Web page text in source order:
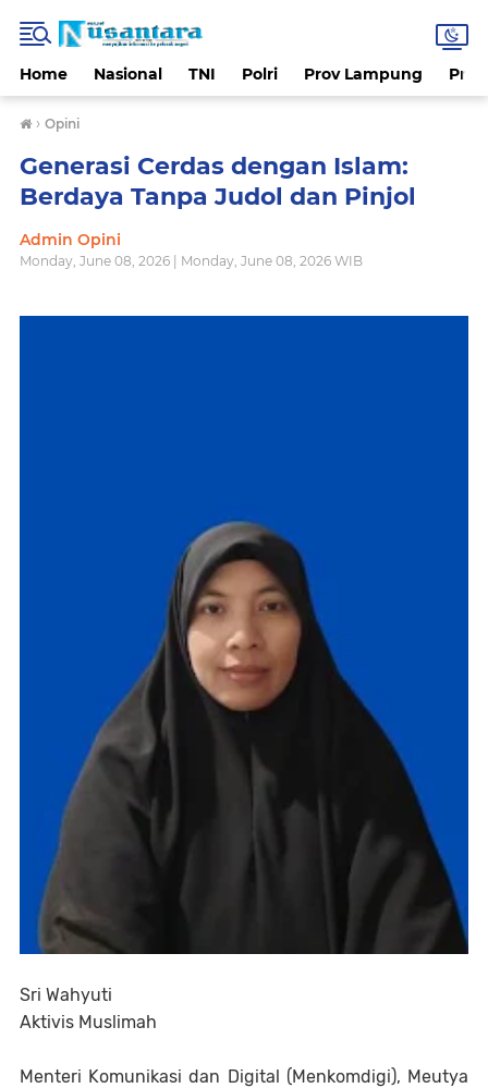
Home Nasional TNI Polri Prov Lampung
› Opini
Generasi Cerdas dengan Islam:
Berdaya Tanpa Judol dan Pinjol
Admin Opini
Monday, June 08, 2026 | Monday, June 08, 2026 WIB
Sri Wahyuti
Aktivis Muslimah
Menteri Komunikasi dan Digital (Menkomdigi), Meutya